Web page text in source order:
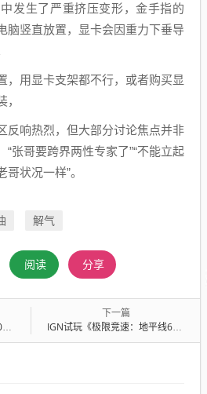
发生了严重挤压变形，金手指的
脑竖直放置，显卡会因重力下垂导
，用显卡支架都不行，或者购买显
反响热烈，但大部分讨论焦点并非
“张哥要跨界两性专家了”“不能立起
状况一样”。
解气
阅读 分享
下一篇
IGN试玩《极限竞速：地平线6》爆赞系列最佳！被新干线顶到起飞